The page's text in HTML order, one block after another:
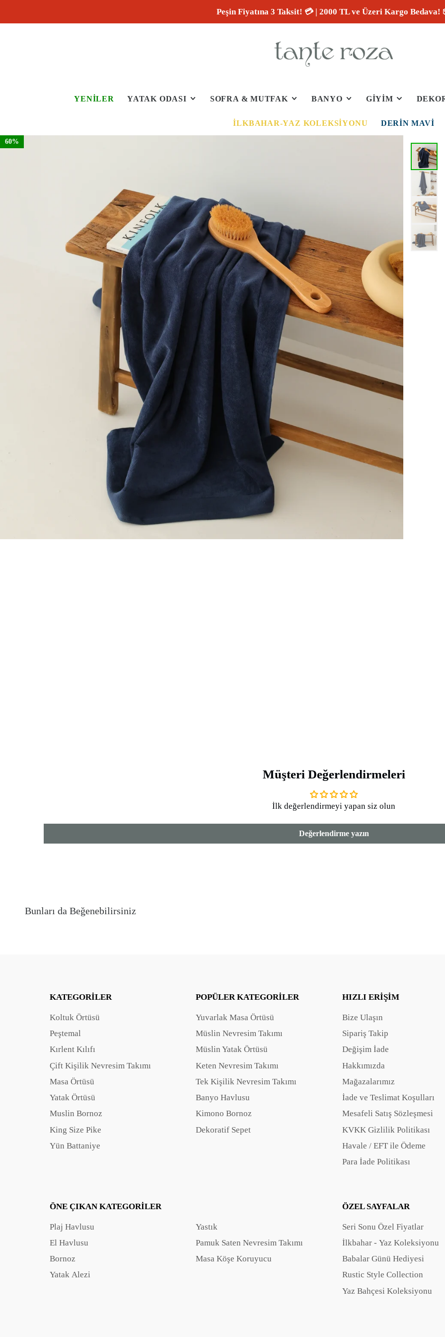
Peşin Fiyatına 3 Taksit! 💳 | 2000 TL ve Üzeri Kargo Bedava!
YENİLER YATAK ODASI SOFRA & MUTFAK BANYO GİYİM
İLKBAHAR-YAZ KOLEKSIYONU DERIN MAVI
60% 60%
Müşteri Değerlendirmeleri
İlk değerlendirmeyi yapan siz olun
Değerlendirme yazın
Bunları da Beğenebilirsiniz
KATEGORILER
Koltuk Örtüsü
Peştemal
Kırlent Kılıfı
Çift Kişilik Nevresim Takımı
Masa Örtüsü
Yatak Örtüsü
Muslin Bornoz
King Size Pike
Yün Battaniye
POPÜLER KATEGORILER
Yuvarlak Masa Örtüsü
Müslin Nevresim Takımı
Müslin Yatak Örtüsü
Keten Nevresim Takımı
Tek Kişilik Nevresim Takımı
Banyo Havlusu
Kimono Bornoz
Dekoratif Sepet
HIZLI ERIŞIM
Bize Ulaşın
Sipariş Takip
Değişim İade
Hakkımızda
Mağazalarımız
İade ve Teslimat Koşulları
Mesafeli Satış Sözleşmesi
KVKK Gizlilik Politikası
Havale / EFT ile Ödeme
Para İade Politikası
ÖNE ÇIKAN KATEGORILER
Plaj Havlusu
El Havlusu
Bornoz
Yatak Alezi
Yastık
Pamuk Saten Nevresim Takımı
Masa Köşe Koruyucu
ÖZEL SAYFALAR
Seri Sonu Özel Fiyatlar
İlkbahar - Yaz Koleksiyonu
Babalar Günü Hediyesi
Rustic Style Collection
Yaz Bahçesi Koleksiyonu